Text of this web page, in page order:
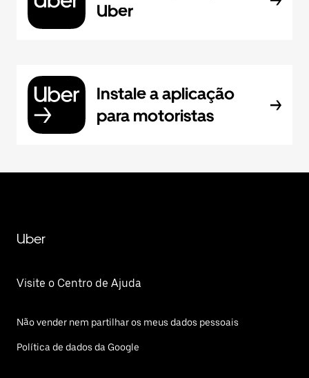
Uber
Instale a aplicação
para motoristas
Uber
Visite o Centro de Ajuda
Não vender nem partilhar os meus dados pessoais
Política de dados da Google